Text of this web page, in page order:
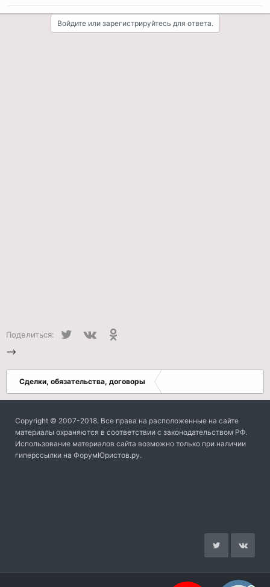
Войдите или зарегистрируйтесь для ответа.
Поделиться: Twitter
-->
Сделки, обязательства, договоры
Copyright © 2007-2018. Все права на расположенные на сайте
материалы охраняются в соответствии с законодательством РФ.
Использование материалов сайта возможно только при наличии
гиперссылки на ФорумЮристов.ру.